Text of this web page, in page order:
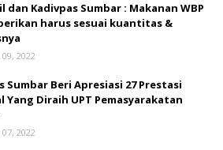
dan Kadivpas Sumbar : Makanan WBP
harus sesuai kuantitas &
2022
Sumbar Beri Apresiasi 27 Prestasi
Yang Diraih UPT Pemasyarakatan
2022